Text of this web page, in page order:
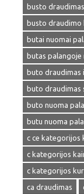
busto
busto draudimo
butai nuomai
butas palangoje
buto draudimas
buto draudimas
buto nuoma
butu nuoma
c ce kategorijos
c kategorijos
c kategorijos
ca draudimas